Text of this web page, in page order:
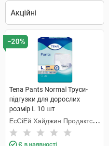
туалету
−20%
Tena Pants Normal Труси-
підгузки для дорослих
розмір L 10 шт
ЕсСіЕй Хайджин Продактс
Хугезанд
Є в наявності